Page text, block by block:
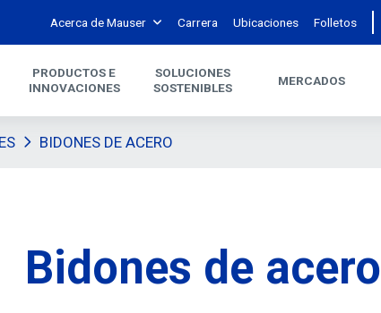
Acerca de Mauser Carrera Ubicaciones Folletos
PRODUCTOS E
INNOVACIONES
SOLUCIONES
SOSTENIBLES
MERCADOS
BIDONES DE ACERO
Bidones de acero